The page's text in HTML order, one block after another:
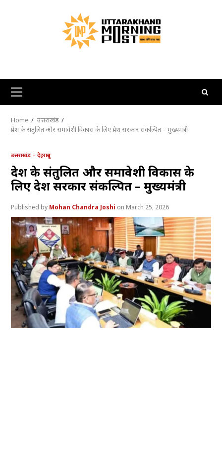
Primary
Menu
Home
उत्तराखंड
प्रदेश के संतुलित और समावेशी विकास के लिए प्रदेश सरकार संकल्पित – मुख्यमंत्री
उत्तराखंड देहरादून
प्रदेश के संतुलित और समावेशी विकास के
लिए प्रदेश सरकार संकल्पित – मुख्यमंत्री
Mohan Chandra Joshi March 25, 2026